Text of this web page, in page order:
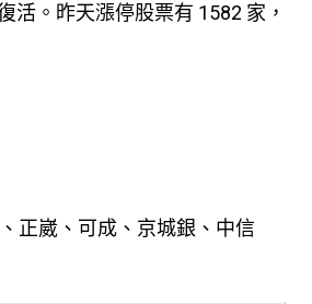
活。昨天漲停股票有 1582 家，
正崴、可成、京城銀、中信